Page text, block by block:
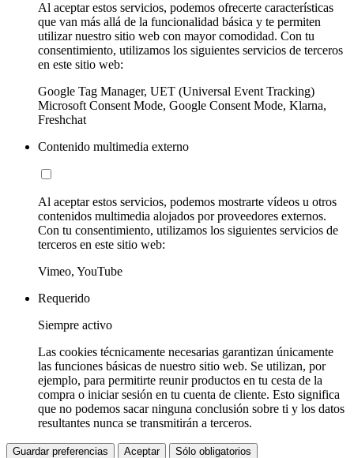
Al aceptar estos servicios, podemos ofrecerte características
que van más allá de la funcionalidad básica y te permiten
utilizar nuestro sitio web con mayor comodidad. Con tu
consentimiento, utilizamos los siguientes servicios de terceros
en este sitio web:
Google Tag Manager, UET (Universal Event Tracking)
Microsoft Consent Mode, Google Consent Mode, Klarna,
Freshchat
Contenido multimedia externo
Al aceptar estos servicios, podemos mostrarte vídeos u otros
contenidos multimedia alojados por proveedores externos.
Con tu consentimiento, utilizamos los siguientes servicios de
terceros en este sitio web:
Vimeo, YouTube
Requerido
Siempre activo
Las cookies técnicamente necesarias garantizan únicamente
las funciones básicas de nuestro sitio web. Se utilizan, por
ejemplo, para permitirte reunir productos en tu cesta de la
compra o iniciar sesión en tu cuenta de cliente. Esto significa
que no podemos sacar ninguna conclusión sobre ti y los datos
resultantes nunca se transmitirán a terceros.
Guardar preferencias Aceptar Sólo obligatorios